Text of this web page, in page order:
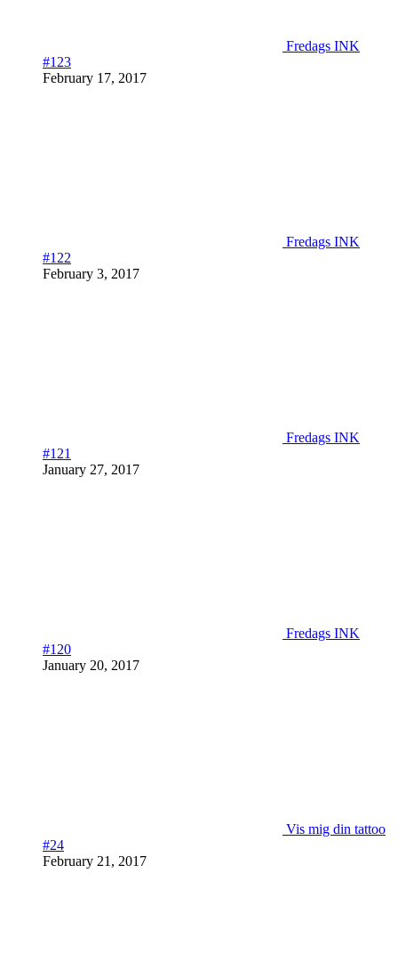
Fredags INK
#123
February 17, 2017
Fredags INK
#122
February 3, 2017
Fredags INK
#121
January 27, 2017
Fredags INK
#120
January 20, 2017
Vis mig din tattoo
#24
February 21, 2017